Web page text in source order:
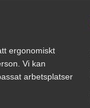
ergonomiskt
Vi kan
arbetsplatser